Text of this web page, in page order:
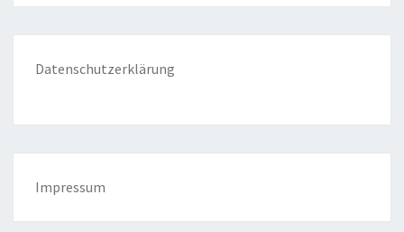
Datenschutzerklärung
Impressum